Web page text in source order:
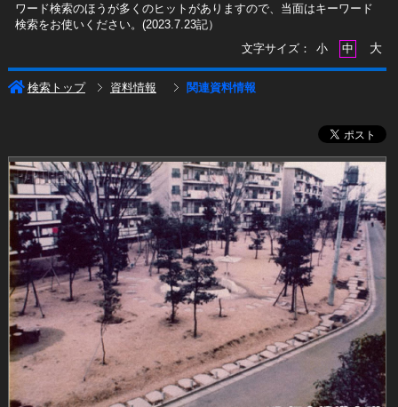
ワード検索のほうが多くのヒットがありますので、当面はキーワード
検索をお使いください。(2023.7.23記）
文字サイズ：
小 中 大
検索トップ 資料情報 関連資料情報